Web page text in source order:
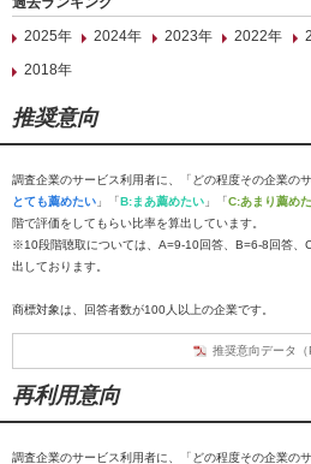
2025年
2024年 2023年 2022年
2018年
推奨意向
調査企業のサービス利用者に、「どの程度その企業の
とても薦めたい 」「B:まあ薦めたい 」「C:あまり薦め
階で評価をしてもらい比率を算出しています。
※10段階聴取については、A=9-10回答、B=6-8回答、
出しております。
商標対象は、回答者数が100人以上の企業です。
推奨意向データ（
再利用意向
調査企業のサービス利用者に、「どの程度その企業の